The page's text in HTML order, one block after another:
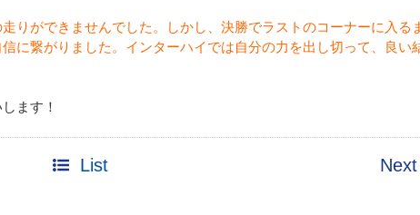
りができませんでした。しかし、決勝でラストのコーナーに入る
に繋がりました。インターハイでは自分の力を出し切って、良い
ます！
List Next